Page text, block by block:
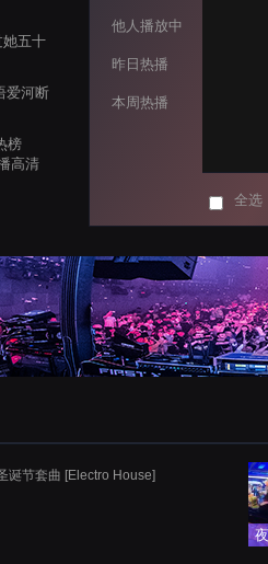
她五十
爱河断
榜
高清
你的
他人播放中
昨日热播
本周热播
全选
诞节套曲 [Electro House]